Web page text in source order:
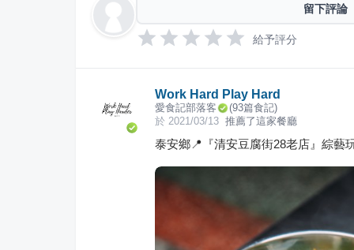
留下評論
給予評分
Work Hard Play Hard
愛食記部落客 (93篇食記)
於 2021/03/13 推薦了這家餐廳
泰安鄉📍『清安豆腐街28老店』綜藝